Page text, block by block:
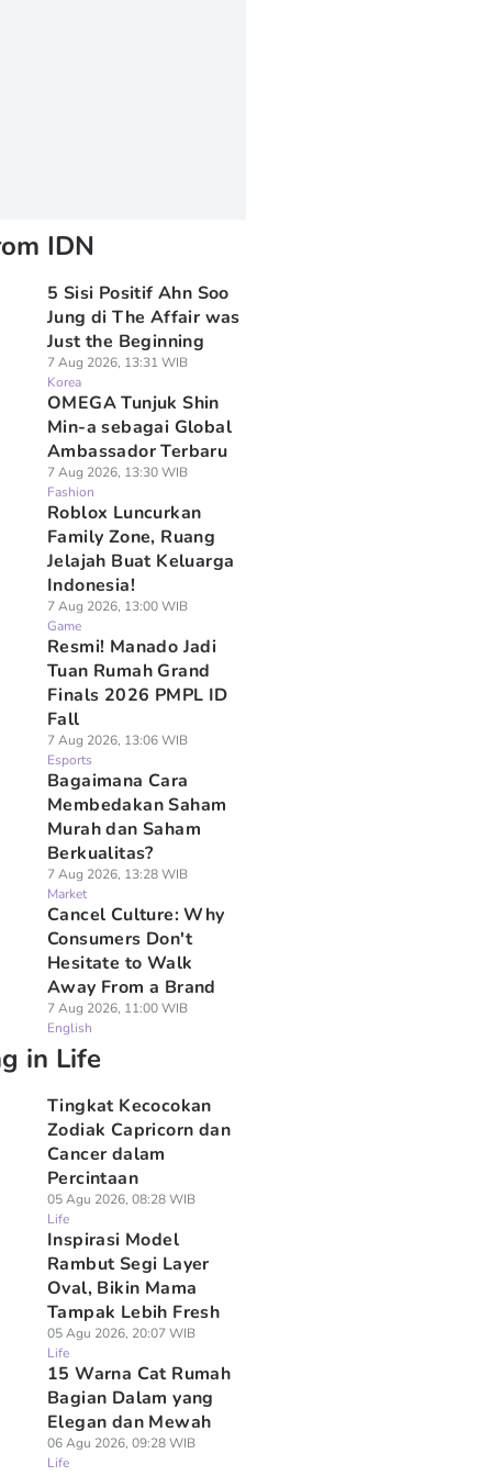
IDN
5 Sisi Positif Ahn Soo
Jung di The Affair was
Just the Beginning
7 Aug 2026, 13:31 WIB
Korea
OMEGA Tunjuk Shin
Min-a sebagai Global
Ambassador Terbaru
7 Aug 2026, 13:30 WIB
Fashion
Roblox Luncurkan
Family Zone, Ruang
Jelajah Buat Keluarga
Indonesia!
7 Aug 2026, 13:00 WIB
Game
Resmi! Manado Jadi
Tuan Rumah Grand
Finals 2026 PMPL ID
Fall
7 Aug 2026, 13:06 WIB
Esports
Bagaimana Cara
Membedakan Saham
Murah dan Saham
Berkualitas?
7 Aug 2026, 13:28 WIB
Market
Cancel Culture: Why
Consumers Don't
Hesitate to Walk
Away From a Brand
7 Aug 2026, 11:00 WIB
English
in Life
Tingkat Kecocokan
Zodiak Capricorn dan
Cancer dalam
Percintaan
05 Agu 2026, 08:28 WIB
Life
Inspirasi Model
Rambut Segi Layer
Oval, Bikin Mama
Tampak Lebih Fresh
05 Agu 2026, 20:07 WIB
Life
15 Warna Cat Rumah
Bagian Dalam yang
Elegan dan Mewah
06 Agu 2026, 09:28 WIB
Life